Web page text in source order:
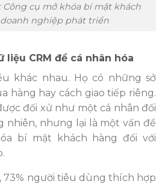
Công cụ mở khóa bí mật khách
nghiệp phát triển
liệu CRM để cá nhân hóa
khác nhau. Họ có những sở
hàng hay cách giao tiếp riêng.
đối xử như một cá nhân đối
nhiên, nhưng lại là một vấn đề
bí mật khách hàng đối với
73% người tiêu dùng thích hợp